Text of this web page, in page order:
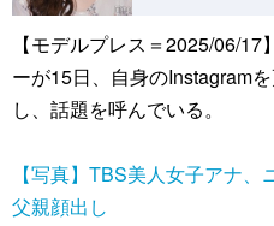
【モデルプレス＝2025/06/
ーが15日、自身のInstagram
し、話題を呼んでいる。
【写真】TBS美人女子アナ
父親顔出し